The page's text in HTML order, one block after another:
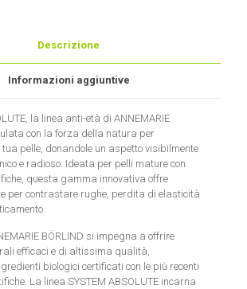
Descrizione
Informazioni aggiuntive
la linea anti-età di ANNEMARIE
con la forza della natura per
pelle, donandole un aspetto visibilmente
e radioso. Ideata per pelli mature con
questa gamma innovativa offre
per contrastare rughe, perdita di elasticità
BÖRLIND si impegna a offrire
efficaci e di altissima qualità,
biologici certificati con le più recenti
La linea SYSTEM ABSOLUTE incarna